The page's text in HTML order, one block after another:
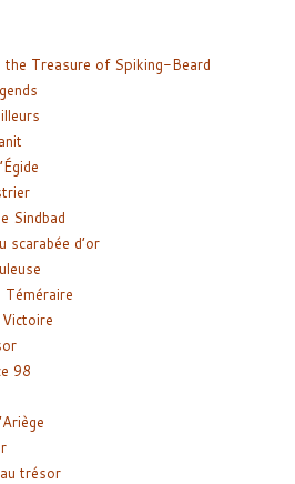
the Treasure of Spiking-Beard
Sindbad
scarabée d’or
Téméraire
98
trésor